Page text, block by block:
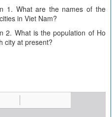
1. What are the names of the
in Viet Nam?
2. What is the population of Ho
city at present?